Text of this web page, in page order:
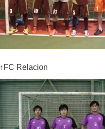
↑FC Relacion